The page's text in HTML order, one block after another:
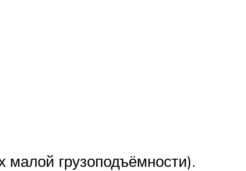
малой грузоподъёмности).